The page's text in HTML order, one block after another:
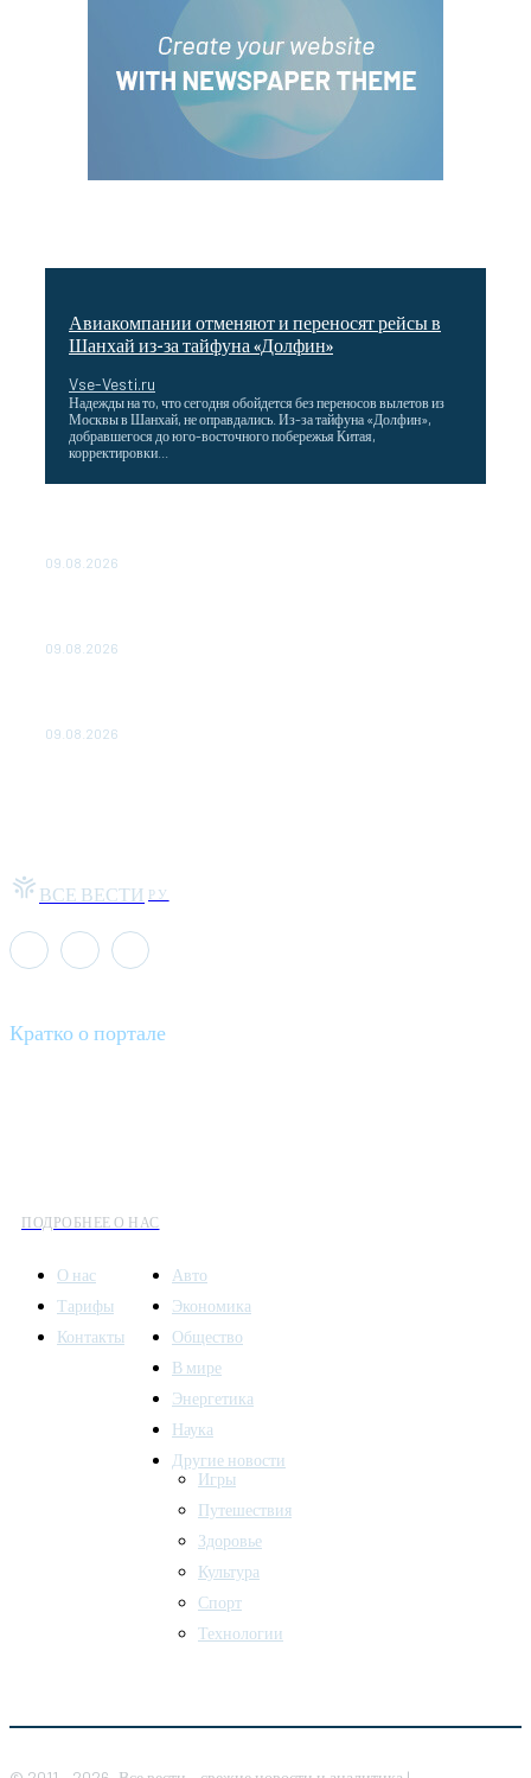
Авиакомпании отменяют и переносят рейсы в
Шанхай из-за тайфуна «Долфин»
Vse-Vesti.ru
Надежды на то, что сегодня обойдется без переносов вылетов из
Москвы в Шанхай, не оправдались. Из-за тайфуна «Долфин»,
добравшегося до юго-восточного побережья Китая,
корректировки...
09.08.2026
09.08.2026
09.08.2026
ВСЕ ВЕСТИ РУ
Кратко о портале
ПОДРОБНЕЕ О НАС
О нас
Тарифы
Контакты
Авто
Экономика
Общество
В мире
Энергетика
Наука
Другие новости
Игры
Путешествия
Здоровье
Культура
Спорт
Технологии